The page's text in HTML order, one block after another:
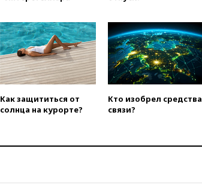
15:25
При атаке БПЛА в
Белгородской области погиб
мирный житель
14:54
В Аргентине умер отец
футболиста Лионеля Месси
14:43
Турция ограничила
судоходство в Черном море
стал Тодд Бланш
Как защититься от
солнца на курорте?
Кто изобрел средства
связи?